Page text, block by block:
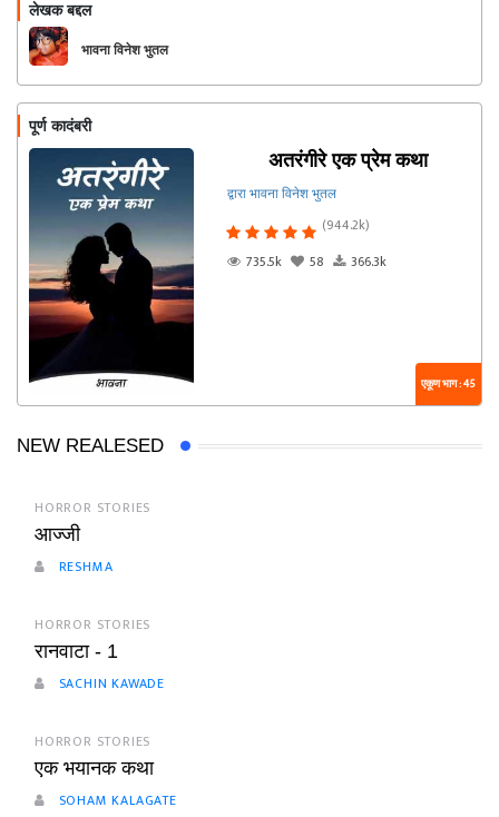
लेखक बद्दल
भावना विनेश भुतल
पूर्ण कादंबरी
अतरंगीरे एक प्रेम कथा
द्वारा भावना विनेश भुतल
(944.2k)
735.5k
58 366.3k
एकूण भाग : 45
NEW REALESED
HORROR STORIES
आज्जी
RESHMA
HORROR STORIES
रानवाटा - 1
SACHIN KAWADE
HORROR STORIES
एक भयानक कथा
SOHAM KALAGATE